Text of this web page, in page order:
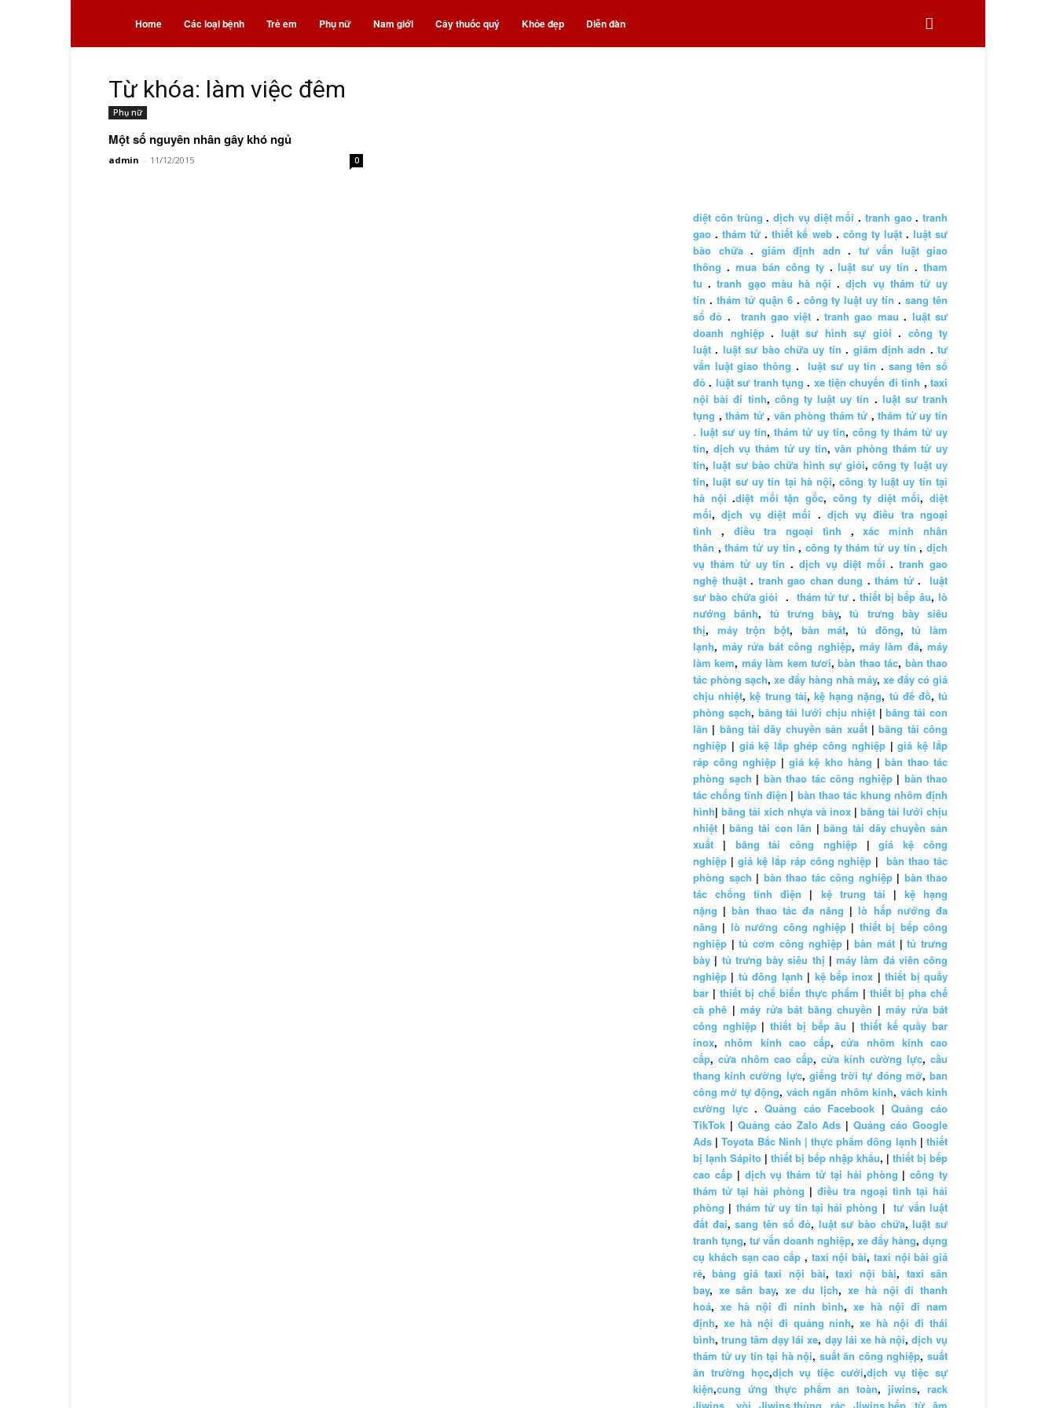
Bệnh
thuốc
Home Các loại bệnh Trẻ em Phụ nữ Nam giới Cây thuốc quý Khỏe đẹp Diễn đàn
Từ khóa: làm việc đêm
Phụ nữ
Một số nguyên nhân gây khó ngủ
admin - 11/12/2015 0
diệt côn trùng . dịch vụ diệt mối . tranh gao. tranh
gao .thám tử .thiết kế web. công ty luật.luật sư
bào chữa. giám định adn . tư vấn luật giao
thông . mua bán công ty.luật sư uy tín .tham
tu .tranh gạo màu hà nội .dịch vụ thám tử uy
tín . thám tử quận 6. công ty luật uy tín .sang tên
sổ đỏ . tranh gao việt .tranh gao mau . luật sư
doanh nghiệp. luật sư hình sự giỏi . công ty
luật . luật sư bào chữa uy tín . giám định adn .tư
vấn luật giao thông .luật sư uy tín . sang tên sổ
đỏ . luật sư tranh tụng . xe tiện chuyến đi tỉnh ,taxi
nội bài đi tỉnh, công ty luật uy tín . luật sư tranh
tụng ,thám tử, văn phòng thám tử ,thám tử uy tín
. luật sư uy tín,thám tử uy tín, công ty thám tử uy
tín, dịch vụ thám tử uy tín,văn phòng thám tử uy
tín,luật sư bào chữa hình sự giỏi, công ty luật uy
tín,luật sư uy tín tại hà nội,công ty luật uy tín tại
hà nội.diệt mối tận gốc, công ty diệt mối,diệt
mối,dịch vụ diệt mối . dịch vụ điều tra ngoại
tình , điều tra ngoại tình ,xác minh nhân
thân ,thám tử uy tín ,công ty thám tử uy tín ,dịch
vụ thám tử uy tín .dịch vụ diệt mối .tranh gao
nghệ thuật. tranh gao chan dung . thám tử. luật
sư bào chữa giỏi . thám tử tư . thiết bị bếp âu,lò
nướng bánh, tủ trưng bày,tủ trưng bày siêu
thị, máy trộn bột, bàn mát,tủ đông,tủ làm
lạnh,máy rửa bát công nghiệp, máy làm đá,máy
làm kem, máy làm kem tươi,bàn thao tác, bàn thao
tác phòng sạch, xe đẩy hàng nhà máy, xe đẩy có giá
chịu nhiệt,kệ trung tải, kệ hạng nặng, tủ để đồ,tủ
phòng sạch, băng tải lưới chịu nhiệt|băng tải con
lăn | băng tải dây chuyền sản xuất|băng tải công
nghiệp | giá kệ lắp ghép công nghiệp|giá kệ lắp
ráp công nghiệp |giá kệ kho hàng | bàn thao tác
phòng sạch | bàn thao tác công nghiệp| bàn thao
tác chống tĩnh điện | bàn thao tác khung nhôm định
hình| băng tải xích nhựa và inox | băng tải lưới chịu
nhiệt |băng tải con lăn |băng tải dây chuyền sản
xuất | băng tải công nghiệp|giá kệ công
nghiệp | giá kệ lắp ráp công nghiệp |bàn thao tác
phòng sạch | bàn thao tác công nghiệp| bàn thao
tác chống tĩnh điện | kệ trung tải | kệ hạng
nặng |bàn thao tác đa năng |lò hấp nướng đa
năng | lò nướng công nghiệp | thiết bị bếp công
nghiệp |tủ cơm công nghiệp|bàn mát|tủ trưng
bày | tủ trưng bày siêu thị | máy làm đá viên công
nghiệp | tủ đông lạnh | kệ bếp inox |thiết bị quầy
bar |thiết bị chế biến thực phẩm | thiết bị pha chế
cà phê |máy rửa bát băng chuyền |máy rửa bát
công nghiệp|thiết bị bếp âu | thiết kế quầy bar
inox,nhôm kính cao cấp,cửa nhôm kính cao
cấp, cửa nhôm cao cấp, cửa kính cường lực, cầu
thang kính cường lực, giếng trời tự đóng mở,ban
công mở tự động, vách ngăn nhôm kính, vách kính
cường lực. Quảng cáo Facebook |Quảng cáo
TikTok | Quảng cáo Zalo Ads |Quảng cáo Google
Ads |Toyota Bắc Ninh | thực phẩm đông lạnh |thiết
bị lạnh Sápito | thiết bị bếp nhập khẩu, | thiết bị bếp
cao cấp| dịch vụ thám tử tại hải phòng |công ty
thám tử tại hải phòng | điều tra ngoại tình tại hải
phòng | thám tử uy tín tại hải phòng |tư vấn luật
đất đai,sang tên sổ đỏ, luật sư bào chữa,luật sư
tranh tụng, tư vấn doanh nghiệp, xe đẩy hàng, dụng
cụ khách sạn cao cấp , taxi nội bài, taxi nội bài giá
rẻ,bảng giá taxi nội bài,taxi nội bài, taxi sân
bay, xe sân bay, xe du lịch,xe hà nội đi thanh
hoá, xe hà nội đi ninh bình, xe hà nội đi nam
định, xe hà nội đi quảng ninh,xe hà nội đi thái
bình,trung tâm dạy lái xe, dạy lái xe hà nội, dịch vụ
thám tử uy tín tại hà nội, suất ăn công nghiệp,suất
ăn trường học,dịch vụ tiệc cưới,dịch vụ tiệc sự
kiện,cung ứng thực phẩm an toàn, jiwins,rack